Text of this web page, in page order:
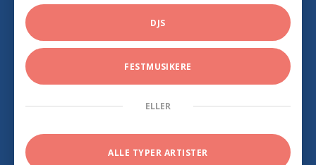
DJS
FESTMUSIKERE
ELLER
ALLE TYPER ARTISTER